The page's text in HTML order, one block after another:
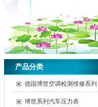
产品分类
德国博世空调检测维修系列
博世系列汽车压力表